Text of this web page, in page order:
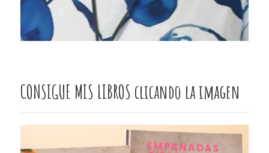
CONSIGUE MIS LIBROS clicando la imagen